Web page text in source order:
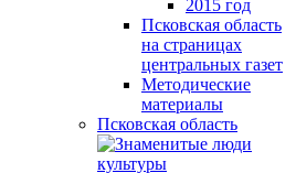
2015 год
Псковская область
на страницах
центральных газет
Методические
материалы
Псковская область